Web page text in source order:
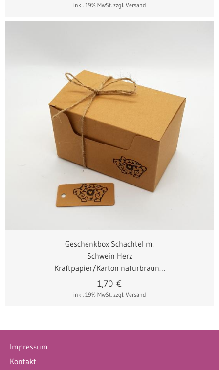
inkl. 19% MwSt. zzgl. Versand
Geschenkbox Schachtel m.
Schwein Herz
Kraftpapier/Karton naturbraun…
inkl. 19% MwSt. zzgl. Versand
1,70 €
Impressum
Kontakt